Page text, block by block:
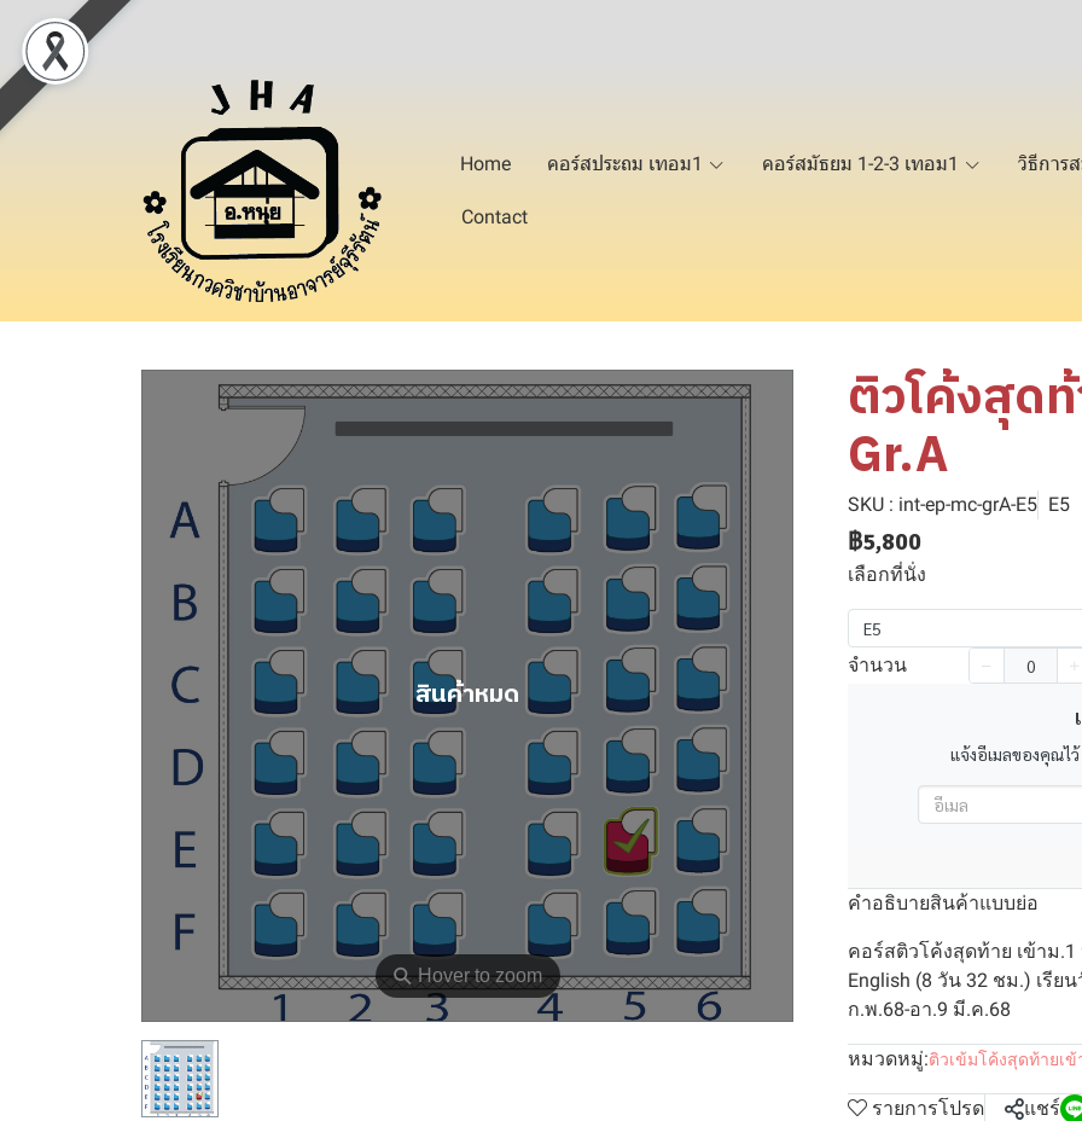
Home คอร์สประถม เทอม1 คอร์สมัธยม 1-2-3 เทอม1 วิธีการ
Contact
⚲Hover to zoom
สินค้าหมด
ติวโค้งสุด
Gr.A
SKU : int-ep-mc-grA-E5 E5
฿5,800
เลือกที่นั่ง
E5
จำนวน
แจ้งอีเมลของคุณไ
คำอธิบายสินค้าแบบย่อ
คอร์สติวโค้งสุดท้าย เข้าม.1
English (8 วัน 32 ชม.) เรีย
ก.พ.68-อา.9 มี.ค.68
หมวดหมู่:ติวเข้มโค้งสุดท้ายเข้
รายการโปรด แชร์